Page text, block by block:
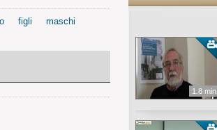
figli
maschi
1.8 min